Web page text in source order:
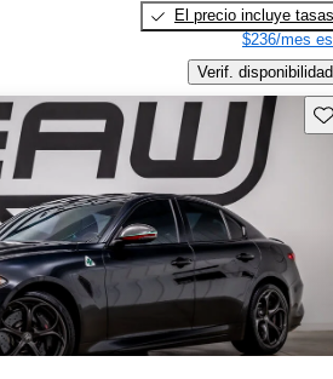
El precio incluye tasas
$236/mes
Verif. disponibilidad